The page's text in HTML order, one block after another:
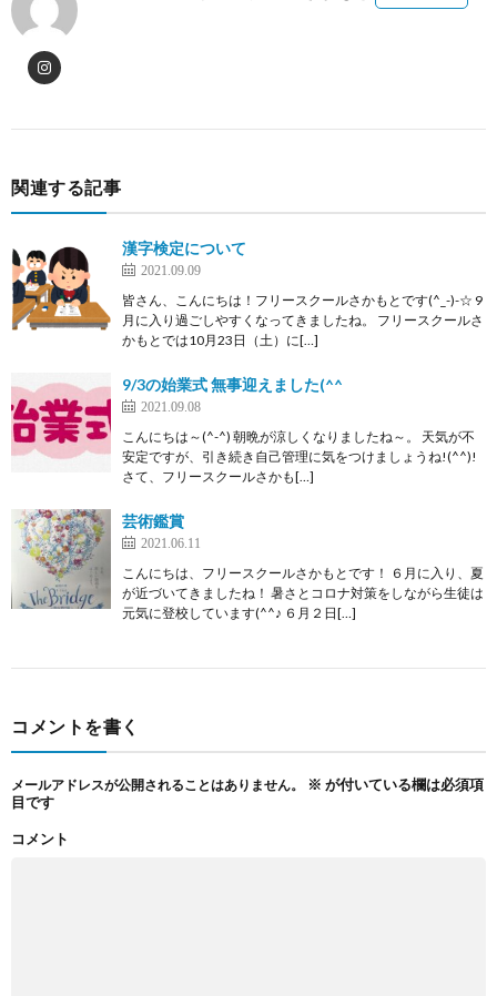
関連する記事
漢字検定について
2021.09.09
皆さん、こんにちは！フリースクールさかもとです(^_-)-☆ 9
月に入り過ごしやすくなってきましたね。 フリースクールさ
かもとでは10月23日（土）に[…]
9/3の始業式 無事迎えました(^^
2021.09.08
こんにちは～(^-^) 朝晩が涼しくなりましたね～。 天気が不
安定ですが、引き続き自己管理に気をつけましょうね!(^^)!
さて、フリースクールさかも[…]
芸術鑑賞
2021.06.11
こんにちは、フリースクールさかもとです！ ６月に入り、夏
が近づいてきましたね！ 暑さとコロナ対策をしながら生徒は
元気に登校しています(^^♪ ６月２日[…]
コメントを書く
メールアドレスが公開されることはありません。 ※ が付いている欄は必須項
目です
コメント